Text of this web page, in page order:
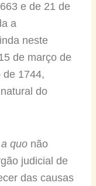
e de 21 de
a
neste
de março de
de 1744,
do
a quonão
judicial de
das causas